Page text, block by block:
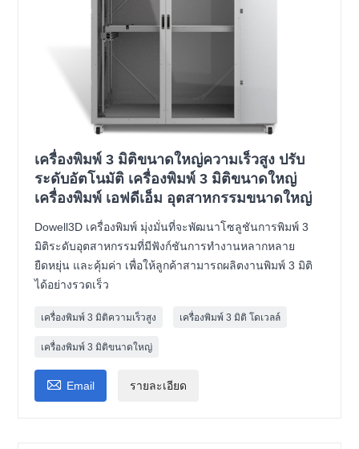
เครื่องพิมพ์ 3 มิติขนาดใหญ่ความเร็วสูง ปรับ
ระดับอัตโนมัติ เครื่องพิมพ์ 3 มิติขนาดใหญ่
เครื่องพิมพ์ เอฟดีเอ็ม อุตสาหกรรมขนาดใหญ่
Dowell3D เครื่องพิมพ์ มุ่งมั่นที่จะพัฒนาโซลูชันการพิมพ์ 3
มิติระดับอุตสาหกรรมที่มีฟังก์ชันการทำงานหลากหลาย
ยืดหยุ่น และคุ้มค่า เพื่อให้ลูกค้าสามารถผลิตงานพิมพ์ 3 มิติ
ได้อย่างรวดเร็ว
เครื่องพิมพ์ 3 มิติความเร็วสูง เครื่องพิมพ์ 3 มิติ โดเวลล์
เครื่องพิมพ์ 3 มิติขนาดใหญ่
 Email รายละเอียด